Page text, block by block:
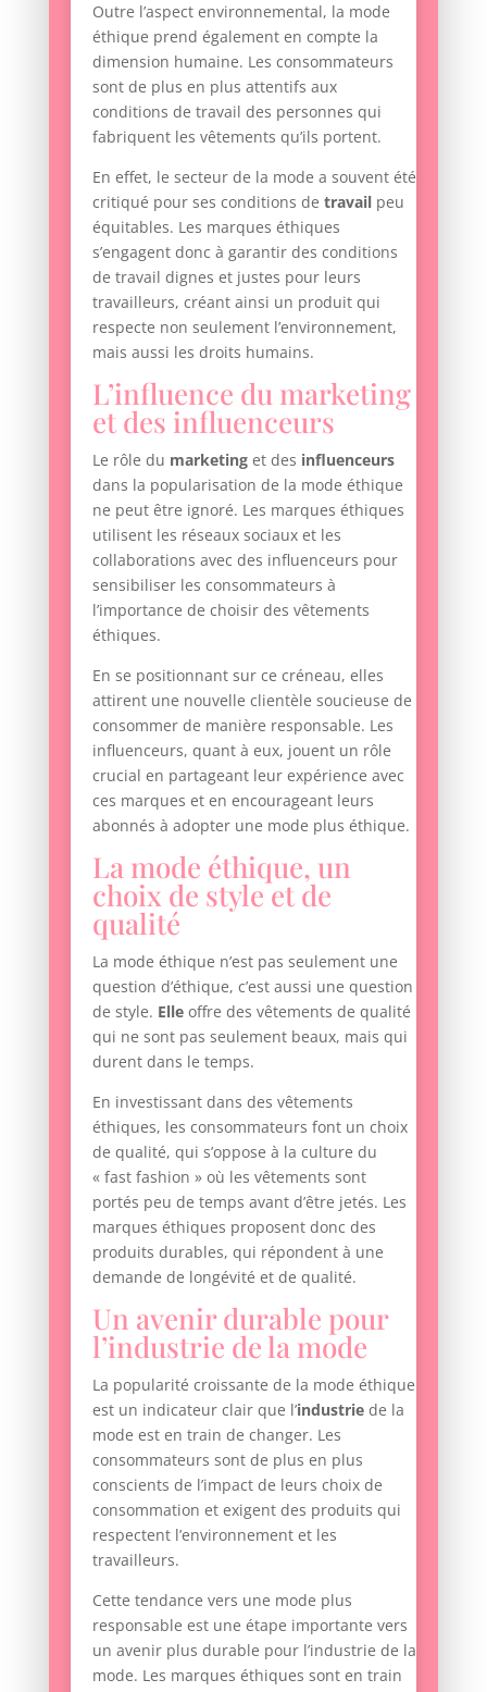
Outre l’aspect environnemental, la mode
éthique prend également en compte la
dimension humaine. Les consommateurs
sont de plus en plus attentifs aux
conditions de travail des personnes qui
fabriquent les vêtements qu’ils portent.
En effet, le secteur de la mode a souvent été
critiqué pour ses conditions de travailpeu
équitables. Les marques éthiques
s’engagent donc à garantir des conditions
de travail dignes et justes pour leurs
travailleurs, créant ainsi un produit qui
respecte non seulement l’environnement,
mais aussi les droits humains.
L’influence du marketing
et des influenceurs
Le rôle du marketinget des influenceurs
dans la popularisation de la mode éthique
ne peut être ignoré. Les marques éthiques
utilisent les réseaux sociaux et les
collaborations avec des influenceurs pour
sensibiliser les consommateurs à
l’importance de choisir des vêtements
éthiques.
En se positionnant sur ce créneau, elles
attirent une nouvelle clientèle soucieuse de
consommer de manière responsable. Les
influenceurs, quant à eux, jouent un rôle
crucial en partageant leur expérience avec
ces marques et en encourageant leurs
abonnés à adopter une mode plus éthique.
La mode éthique, un
choix de style et de
qualité
La mode éthique n’est pas seulement une
question d’éthique, c’est aussi une question
de style. Elleoffre des vêtements de qualité
qui ne sont pas seulement beaux, mais qui
durent dans le temps.
En investissant dans des vêtements
éthiques, les consommateurs font un choix
de qualité, qui s’oppose à la culture du
« fast fashion » où les vêtements sont
portés peu de temps avant d’être jetés. Les
marques éthiques proposent donc des
produits durables, qui répondent à une
demande de longévité et de qualité.
Un avenir durable pour
l’industrie de la mode
La popularité croissante de la mode éthique
est un indicateur clair que l’industriede la
mode est en train de changer. Les
consommateurs sont de plus en plus
conscients de l’impact de leurs choix de
consommation et exigent des produits qui
respectent l’environnement et les
travailleurs.
Cette tendance vers une mode plus
responsable est une étape importante vers
un avenir plus durable pour l’industrie de la
mode. Les marques éthiques sont en train